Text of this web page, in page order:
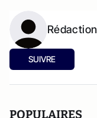
SUIVRE
POPULAIRES